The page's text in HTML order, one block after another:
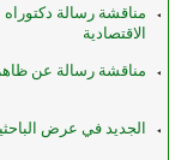
مناقشة رسالة
الاقتصادية
مناقشة رسالة عن ظاهرة
الجديد في عرض